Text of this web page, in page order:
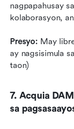
nagpapahusay
kolaborasyon,
Presyo: May
ay nagsisimula
taon)
7. Acquia
sa